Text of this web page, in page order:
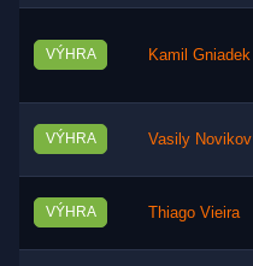
VÝHRA Kamil Gniadek
VÝHRA Vasily Novikov
VÝHRA Thiago Vieira